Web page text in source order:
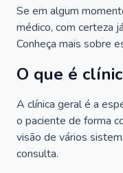
Se em algum
médico, com certeza
Conheça mais sobre
O que é
A clínica geral é a
o paciente de forma
visão de vários
consulta.